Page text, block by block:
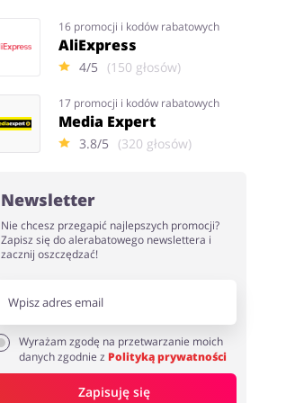
16 promocji i kodów rabatowych
AliExpress
4/5 (150 głosów)
17 promocji i kodów rabatowych
Media Expert
3.8/5 (320 głosów)
Newsletter
Nie chcesz przegapić najlepszych promocji?
Zapisz się do alerabatowego newslettera i
zacznij oszczędzać!
Wyrażam zgodę na przetwarzanie moich
danych zgodnie z Polityką prywatności
Zapisuję się